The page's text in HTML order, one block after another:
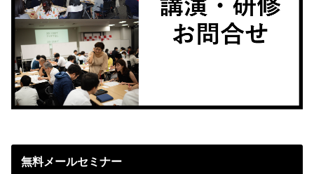
無料メールセミナー